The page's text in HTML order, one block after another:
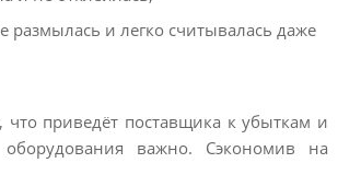
и легко считывалась даже
приведёт поставщика к убыткам и
важно. Сэкономив на